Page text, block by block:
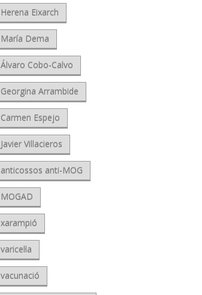
Herena Eixarch
María Dema
Álvaro Cobo-Calvo
Georgina Arrambide
Carmen Espejo
Javier Villacieros
anticossos anti-MOG
MOGAD
xarampió
varicel·la
vacunació